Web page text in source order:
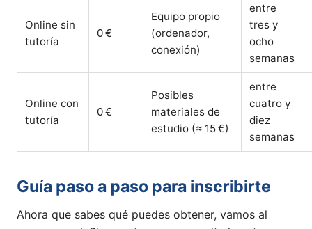
Online sin
tutoría
0 €
Equipo propio
(ordenador,
conexión)
entre
tres y
ocho
semanas
Online con
tutoría
0 €
Posibles
materiales de
estudio (≈ 15 €)
entre
cuatro y
diez
semanas
Guía paso a paso para inscribirte
Ahora que sabes qué puedes obtener, vamos al